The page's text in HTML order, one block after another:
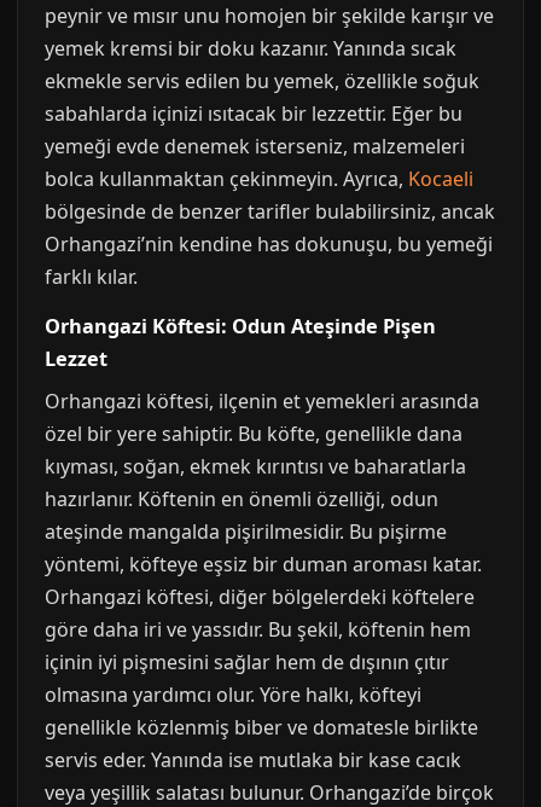
peynir ve mısır unu homojen bir şekilde karışır ve
yemek kremsi bir doku kazanır. Yanında sıcak
ekmekle servis edilen bu yemek, özellikle soğuk
sabahlarda içinizi ısıtacak bir lezzettir. Eğer bu
yemeği evde denemek isterseniz, malzemeleri
bolca kullanmaktan çekinmeyin. Ayrıca, Kocaeli
bölgesinde de benzer tarifler bulabilirsiniz, ancak
Orhangazi’nin kendine has dokunuşu, bu yemeği
farklı kılar.
Orhangazi Köftesi: Odun Ateşinde Pişen
Lezzet
Orhangazi köftesi, ilçenin et yemekleri arasında
özel bir yere sahiptir. Bu köfte, genellikle dana
kıyması, soğan, ekmek kırıntısı ve baharatlarla
hazırlanır. Köftenin en önemli özelliği, odun
ateşinde mangalda pişirilmesidir. Bu pişirme
yöntemi, köfteye eşsiz bir duman aroması katar.
Orhangazi köftesi, diğer bölgelerdeki köftelere
göre daha iri ve yassıdır. Bu şekil, köftenin hem
içinin iyi pişmesini sağlar hem de dışının çıtır
olmasına yardımcı olur. Yöre halkı, köfteyi
genellikle közlenmiş biber ve domatesle birlikte
servis eder. Yanında ise mutlaka bir kase cacık
veya yeşillik salatası bulunur. Orhangazi’de birçok